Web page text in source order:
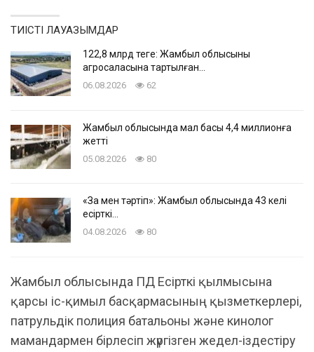
ТИІСТІ ЛАУАЗЫМДАР
122,8 млрд теңге: Жамбыл облысының
агросаласына тартылған…
06.08.2026 62
Жамбыл облысында мал басы 4,4 миллионға
жетті
05.08.2026 80
«Заң мен тәртіп»: Жамбыл облысында 43 келі
есірткі…
04.08.2026 80
Жамбыл облысында ПД Есірткі қылмысына
қарсы іс-қимыл басқармасының қызметкерлері,
патрульдік полиция батальоны және кинолог
мамандармен бірлесіп жүргізген жедел-іздестіру